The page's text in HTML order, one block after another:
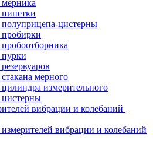
цистерны
мерного
измерительного
вибрации и колебаний
вибрации и колебаний